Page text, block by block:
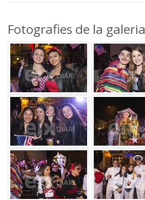
Fotografies de la galeria